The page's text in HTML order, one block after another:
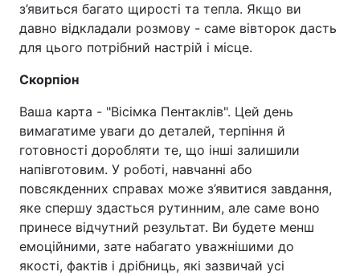
з’явиться багато щирості та тепла. Якщо ви
давно відкладали розмову - саме вівторок дасть
для цього потрібний настрій і місце.
Скорпіон
Ваша карта - "Вісімка Пентаклів".​​​​​​​ Цей день
вимагатиме уваги до деталей, терпіння й
готовності доробляти те, що інші залишили
напівготовим. У роботі, навчанні або
повсякденних справах може з’явитися завдання,
яке спершу здасться рутинним, але саме воно
принесе відчутний результат. Ви будете менш
емоційними, зате набагато уважнішими до
якості, фактів і дрібниць, які зазвичай усі